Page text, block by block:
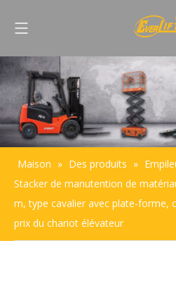
Maison » Des produits »
Stacker de manutention de
m, type cavalier avec plate-forme,
prix du chariot élévateur